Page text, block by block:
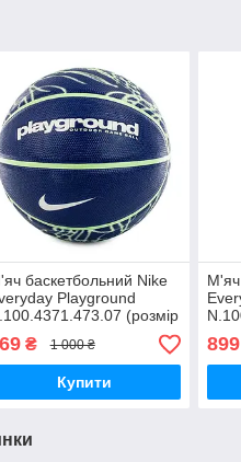
баскетбольний Nike
Playground
(розмір
₴ 1 000 ₴
Купити
М'яч
6)
899